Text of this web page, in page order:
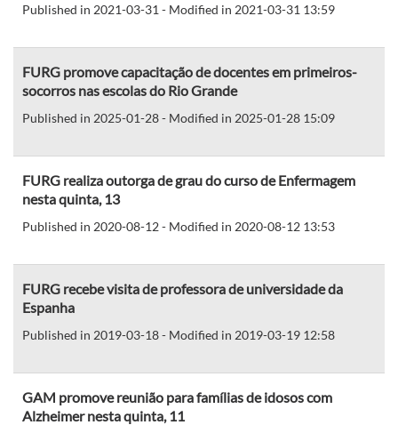
Published in 2021-03-31 - Modified in 2021-03-31 13:59
FURG promove capacitação de docentes em primeiros-
socorros nas escolas do Rio Grande
Published in 2025-01-28 - Modified in 2025-01-28 15:09
FURG realiza outorga de grau do curso de Enfermagem
nesta quinta, 13
Published in 2020-08-12 - Modified in 2020-08-12 13:53
FURG recebe visita de professora de universidade da
Espanha
Published in 2019-03-18 - Modified in 2019-03-19 12:58
GAM promove reunião para famílias de idosos com
Alzheimer nesta quinta, 11